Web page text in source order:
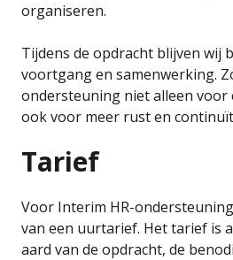
organiseren.
Tijdens de opdracht blijven wij
voortgang en samenwerking.
ondersteuning niet alleen voor
ook voor meer rust en
Tarief
Voor Interim HR-
van een uurtarief. Het tarief is
aard van de opdracht, de